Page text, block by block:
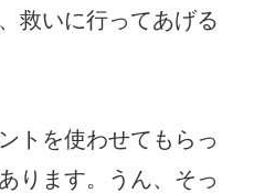
救いに行ってあげる
トを使わせてもらっ
ります。うん、そっ